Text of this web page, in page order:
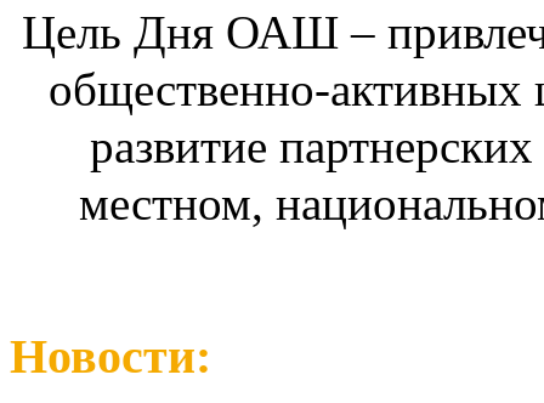
Цель Дня ОАШ –
общественно-активных
развитие
местном,
Новости: